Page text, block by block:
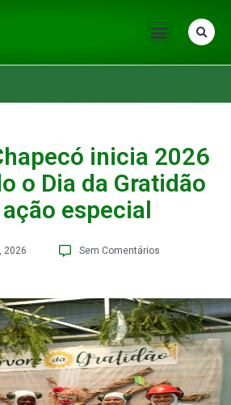
inicia 2026
o Dia da Gratidão
especial
2026 Sem Comentários